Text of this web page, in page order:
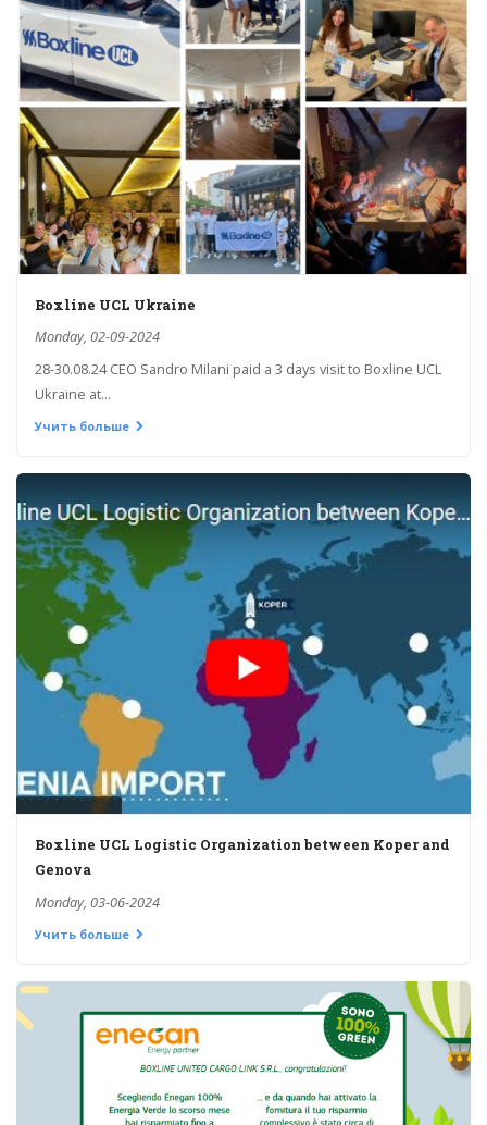
Boxline UCL Ukraine
Monday, 02-09-2024
28-30.08.24 CEO Sandro Milani paid a 3 days visit to Boxline UCL
Ukraine at...
Учить больше
Boxline UCL Logistic Organization between Koper and
Genova
Monday, 03-06-2024
Учить больше